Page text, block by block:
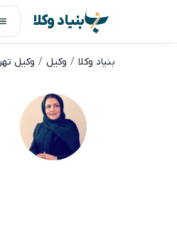
بنیاد وکلا
بنیاد وکلا وکیل وکیل